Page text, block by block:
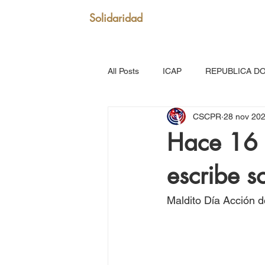
Solidaridad
All Posts ICAP REPUBLICA
SAN VICENTE Y GRANADINAS
VENEZUELA
Hace 16
escribe
CSCPR 28 nov
Maldito Día Acción